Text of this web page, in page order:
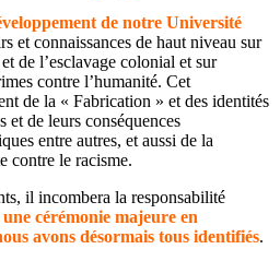
de notre Université
et connaissances de haut niveau sur
de l’esclavage colonial et sur
contre l’humanité. Cet
de la « Fabrication » et des identités
et de leurs conséquences
entre autres, et aussi de la
contre le racisme.
il incombera la responsabilité
cérémonie majeure en
avons désormais tous identifiés.